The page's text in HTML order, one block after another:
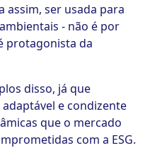
assim, ser usada para
- não é por
protagonista da
disso, já que
e condizente
que o mercado
com a ESG.